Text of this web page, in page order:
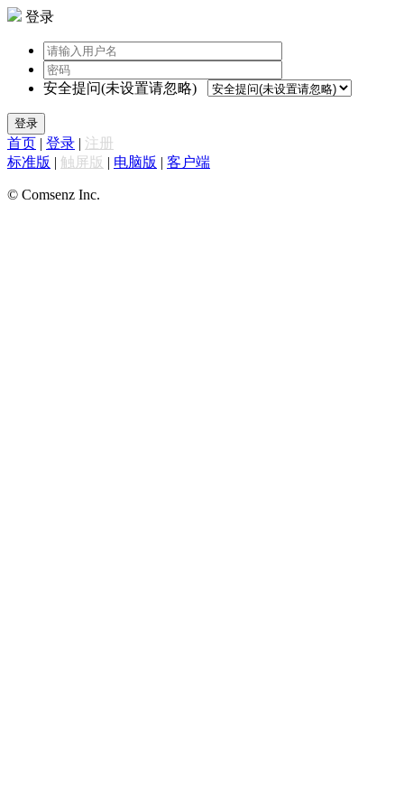
登录
安全提问(未设置请忽略)
登录
首页 | 登录 | 注册
标准版 | 触屏版 | 电脑版 | 客户端
© Comsenz Inc.